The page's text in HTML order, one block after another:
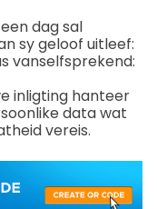
dag sal
sy geloof uitleef:
vanselfsprekend:
inligting hanteer
data wat
vereis.